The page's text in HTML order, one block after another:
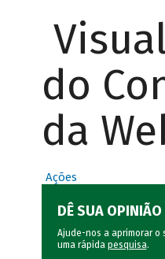
do
da
Ações
DÊ SUA OPINIÃO
Ajude-nos a aprimorar o
uma rápida pesquisa.